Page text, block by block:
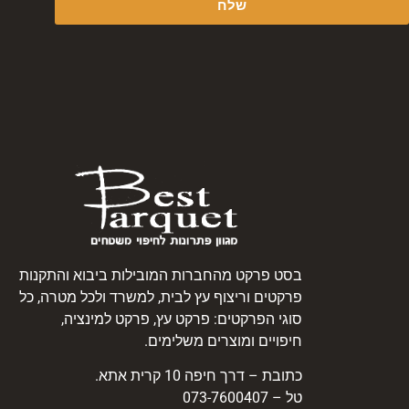
שלח
בסט פרקט מהחברות המובילות ביבוא והתקנות
פרקטים וריצוף עץ לבית, למשרד ולכל מטרה, כל
סוגי הפרקטים: פרקט עץ, פרקט למינציה,
חיפויים ומוצרים משלימים.
כתובת – דרך חיפה 10 קרית אתא.
טל – 073-7600407